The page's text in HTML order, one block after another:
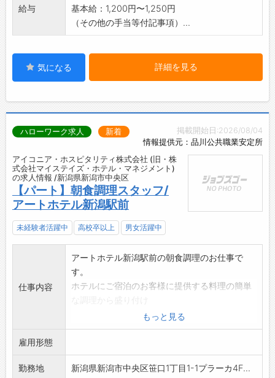
給与
基本給：1,200円〜1,250円
（その他の手当等付記事項）...
気になる 詳細を見る
掲載開始日:2026/08/04
情報提供元：品川公共職業安定所
ハローワーク求人 新着
アイコニア・ホスピタリティ株式会社 (旧・株
式会社マイステイズ・ホテル・マネジメント)
の求人情報 /新潟県新潟市中央区
【パート】朝食調理スタッフ/
アートホテル新潟駅前
未経験者活躍中 高校卒以上 男女活躍中
仕事内容
アートホテル新潟駅前の朝食調理のお仕事で
す。
ホテルにご宿泊のお客様に提供する料理の簡単
などを行っていただきます。
仕事は先輩スタッフが丁寧にお教えしますので
安」そんな方も、安心してチャレンジして下さ
い。
もっと見る
雇用形態
勤務地 新潟県新潟市中央区笹口1丁目1-1プラーカ4F...